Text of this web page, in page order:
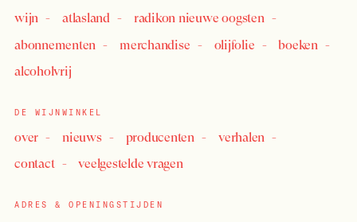
wijn atlasland
radikon nieuwe oogsten
abonnementen
merchandise olijfolie
boeken
alcoholvrij
DE WIJNWINKEL
over nieuws producenten
verhalen
contact
veelgestelde vragen
ADRES & OPENINGSTIJDEN